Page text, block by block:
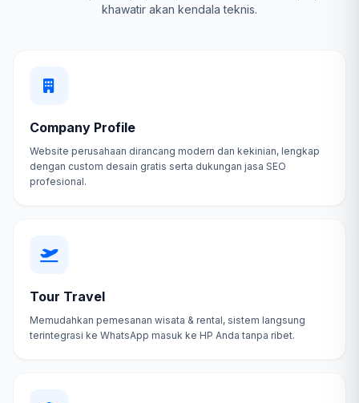
khawatir akan kendala teknis.
Company Profile
Website perusahaan dirancang modern dan kekinian, lengkap
dengan custom desain gratis serta dukungan jasa SEO
profesional.
Tour Travel
Memudahkan pemesanan wisata & rental, sistem langsung
terintegrasi ke WhatsApp masuk ke HP Anda tanpa ribet.